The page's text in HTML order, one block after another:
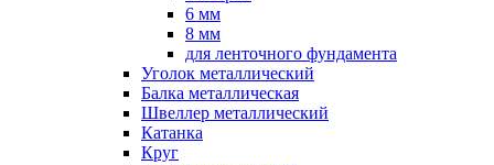
6 мм
8 мм
для ленточного фундамента
Уголок металлический
Балка металлическая
Швеллер металлический
Катанка
Круг